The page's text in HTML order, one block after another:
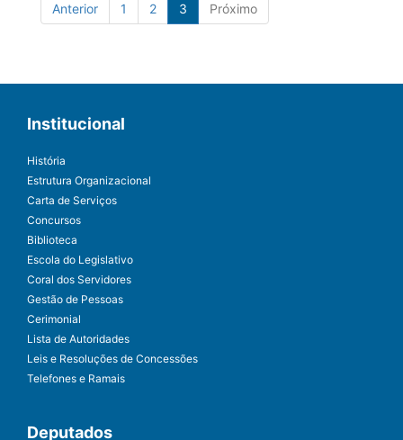
Anterior 1 2 3 Próximo
Institucional
História
Estrutura Organizacional
Carta de Serviços
Concursos
Biblioteca
Escola do Legislativo
Coral dos Servidores
Gestão de Pessoas
Cerimonial
Lista de Autoridades
Leis e Resoluções de Concessões
Telefones e Ramais
Deputados